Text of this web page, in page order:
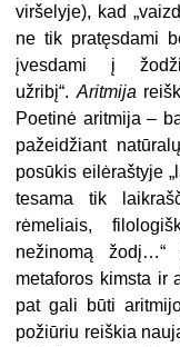
viršelyje), kad
ne tik pratęsdami
įvesdami į
užribį“. Aritmija
Poetinė aritmija –
pažeidžiant
posūkis eilėraštyje
tesama tik
rėmeliais,
nežinomą žodį…“
metaforos kimsta ir
pat gali būti
požiūriu reiškia